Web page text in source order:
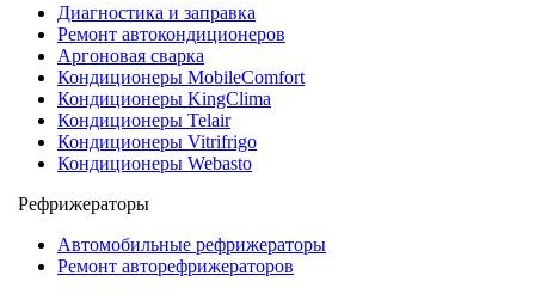
Диагностика и заправка
Ремонт автокондиционеров
Аргоновая сварка
Кондиционеры MobileComfort
Кондиционеры KingClima
Кондиционеры Telair
Кондиционеры Vitrifrigo
Кондиционеры Webasto
Рефрижераторы
Автомобильные рефрижераторы
Ремонт авторефрижераторов